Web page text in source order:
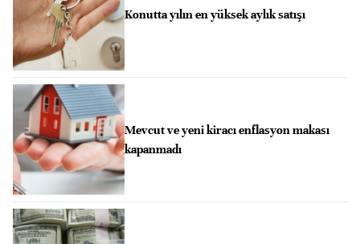
Konutta yılın en yüksek aylık satışı
Mevcut ve yeni kiracı enflasyon makası
kapanmadı